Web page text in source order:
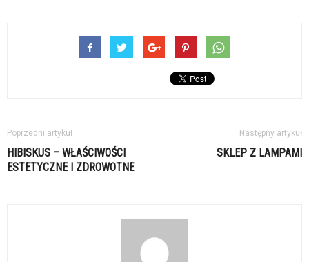
Poprzedni artykuł
HIBISKUS – WŁAŚCIWOŚCI
ESTETYCZNE I ZDROWOTNE
Następny artykuł
SKLEP Z LAMPAMI